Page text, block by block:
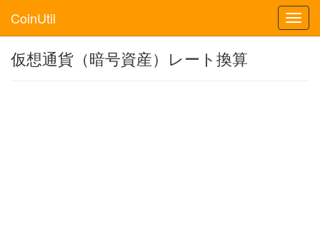
CoinUtil
仮想通貨（暗号資産）レート換算